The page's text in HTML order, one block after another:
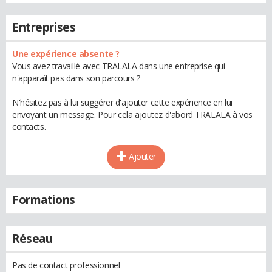
Entreprises
Une expérience absente ?
Vous avez travaillé avec TRALALA dans une entreprise qui
n'apparaît pas dans son parcours ?
N'hésitez pas à lui suggérer d'ajouter cette expérience en lui
envoyant un message. Pour cela ajoutez d'abord TRALALA à vos
contacts.
Ajouter
Formations
Réseau
Pas de contact professionnel